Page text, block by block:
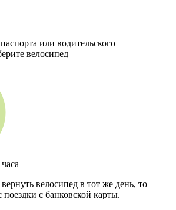
или водительского
велосипед
велосипед в тот же день, то
с банковской карты.